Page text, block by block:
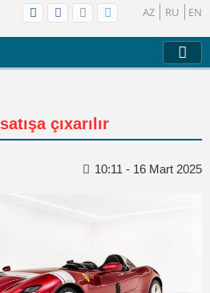
AZ RU EN
satışa çıxarılır
10:11 - 16 Mart 2025